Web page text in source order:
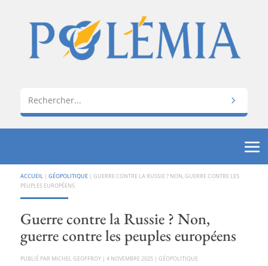
ACCUEIL | GÉOPOLITIQUE| GUERRE CONTRE LA RUSSIE ? NON, GUERRE CONTRE LES
PEUPLES EUROPÉENS
Guerre contre la Russie ? Non,
guerre contre les peuples européens
PAR MICHEL GEOFFROY| 4 NOVEMBRE 2025| GÉOPOLITIQUE